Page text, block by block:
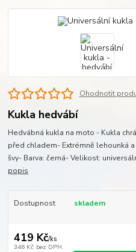
Ohodnotit
Kukla hedvábí
Hedvábná kukla na moto - Kukla
před chladem- Extrémně lehounká
švy- Barva: černá- Velikost:
popis
Dostupnost skladem
419 Kč/ks
346 Kč bez DPH